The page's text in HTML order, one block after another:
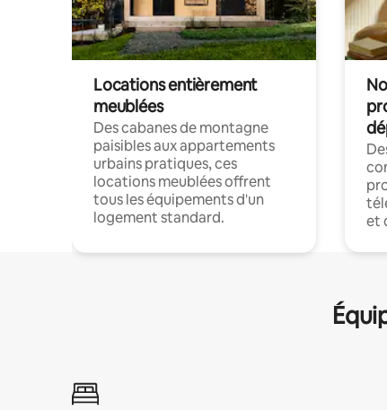
Locations entièrement
meublées
Des cabanes de montagne
paisibles aux appartements
urbains pratiques, ces
locations meublées offrent
tous les équipements d'un
logement standard.
et